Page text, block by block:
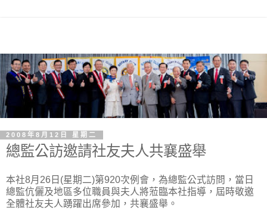
2008年8月12日 星期二
總監公訪邀請社友夫人共襄盛舉
本社8月26日(星期二)第920次例會，為總監公式訪問，當日
總監伉儷及地區多位職員與夫人將蒞臨本社指導，屆時敬邀
全體社友夫人踴躍出席參加，共襄盛舉。